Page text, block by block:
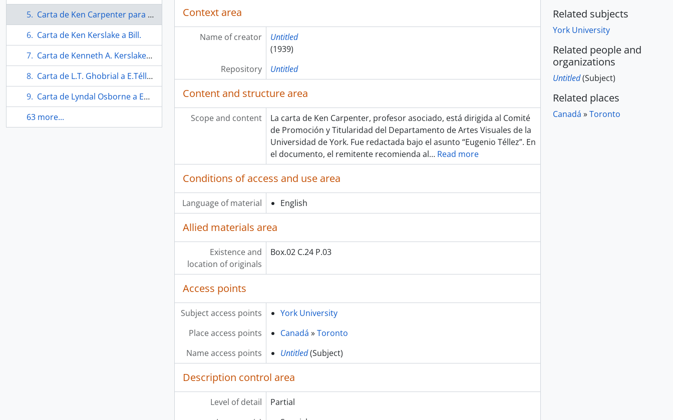
Carta de Ken Carpenter para el comité de promoción y titularidad.
Carta de Ken Kerslake a Bill.
Carta de Kenneth A. Kerslake para William Schaaf.
Carta de L.T. Ghobrial a E.Téllez.
Carta de Lyndal Osborne a Eugenio Téllez
63 more...
Context area
Name of creator
Untitled
(1939)
Repository
Untitled
Content and structure area
Scope and content
La carta de Ken Carpenter, profesor asociado, está dirigida al Comité
de Promoción y Titularidad del Departamento de Artes Visuales de la
Universidad de York. Fue redactada bajo el asunto “Eugenio Téllez”. En
el documento, el remitente recomienda al… Read more
Conditions of access and use area
Language of material English
Allied materials area
Existence and
location of originals
Box.02 C.24 P.03
Access points
Subject access points
York University
Place access points
Canadá »Toronto
Name access points
Untitled(Subject)
Description control area
Level of detail
Partial
Related subjects
York University
Related people and
organizations
Untitled(Subject)
Related places
Canadá »Toronto